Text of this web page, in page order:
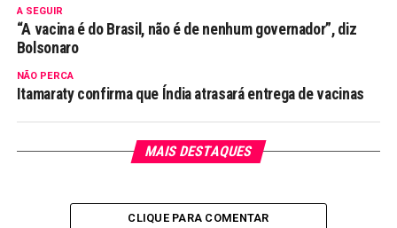
A SEGUIR
“A vacina é do Brasil, não é de nenhum governador”, diz
Bolsonaro
NÃO PERCA
Itamaraty confirma que Índia atrasará entrega de vacinas
MAIS DESTAQUES
CLIQUE PARA COMENTAR